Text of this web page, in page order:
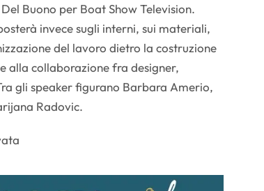
Buono per Boat Show Television.
invece sugli interni, sui materiali,
del lavoro dietro la costruzione
alla collaborazione fra designer,
gli speaker figurano Barbara Amerio,
Radovic.